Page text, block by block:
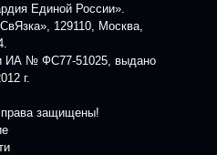
Единой России».
129110, Москва,
ИА № ФС77-51025, выдано
г.
защищены!